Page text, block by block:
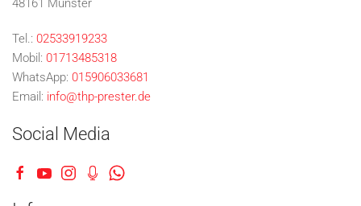
48161 Münster
Tel.: 02533919233
Mobil: 01713485318
WhatsApp: 015906033681
Email: info@thp-prester.de
Social Media